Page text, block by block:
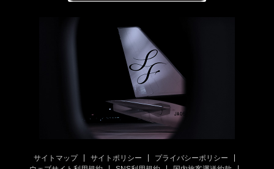
サイトマップ サイトポリシー
プライバシーポリシー